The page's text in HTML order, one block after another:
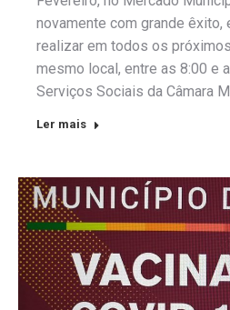
novamente com grande êxito,
realizar em todos os
mesmo local, entre as 8:00 e
Serviços Sociais da Câmara
Ler mais